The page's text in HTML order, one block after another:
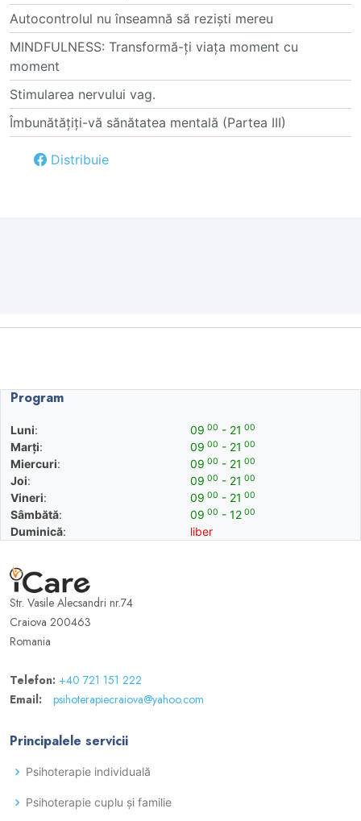
Autocontrolul nu înseamnă să reziști mereu
MINDFULNESS: Transformă-ți viața moment cu
moment
Stimularea nervului vag.
Îmbunătățiți-vă sănătatea mentală (Partea III)
Distribuie
Program
Luni:
Marți:
Miercuri:
Joi:
Vineri:
Sâmbătă:
Duminică:
09 00 - 21 00
09 00 - 21 00
09 00 - 21 00
09 00 - 21 00
09 00 - 21 00
09 00 - 12 00
liber
Str. Vasile Alecsandri nr.74
Craiova 200463
Romania
Telefon: +40 721 151 222
Email:
psihoterapiecraiova@yahoo.com
Principalele servicii
Psihoterapie individuală
Psihoterapie cuplu și familie